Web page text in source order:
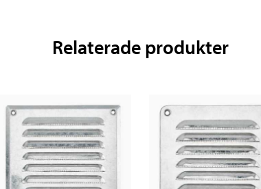
Relaterade produkter